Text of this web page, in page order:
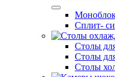
Сплит-
Столы
Столы
Столы